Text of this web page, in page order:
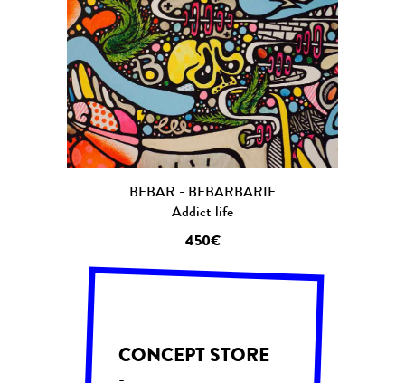
BEBAR - BEBARBARIE
Addict life
450€
CONCEPT STORE